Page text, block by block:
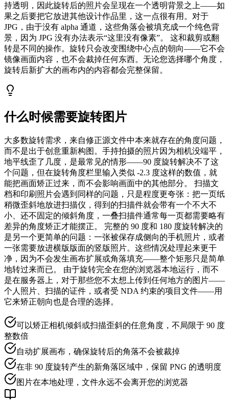
持透明，因此旋转后的照片会呈现在一个透明背景之上——如
果之后要把它放进其他设计作品里，这一点很有用。对于
JPG，由于没有 alpha 通道，这些角落会被填充成一个纯色背
景，因为 JPG 没有办法表示“这里没有像素”。 这和裁剪或翻
转是不同的操作。旋转只会改变围绕中心点的朝向——它不会
镜像画面内容，也不会裁掉任何东西。无论您选择哪个角度，
旋转后新扩大的画布内的内容都会完整保留。
什么时候需要旋转图片
大多数旋转需求，来自修正源文件中本来就存在的角度问题，
而不是出于创意重新构图。手持拍摄的照片因为相机没端平，
地平线歪了几度，是最常见的情形——90 度旋转解决不了这
个问题，但在旋转角度栏里输入类似 -2.3 度这样的数值，就
能把画面矫正过来，而不会影响画面中的其他部分。 扫描文
档和印刷照片会遇到同样的问题，只是程度更夸张：把一页纸
稍微歪斜地放进扫描仪，得到的扫描件就会带有一个不大不
小、还不固定的倾斜角度，一叠扫描件通常每一页都需要略有
差异的角度矫正才能摆正。 完整的 90 度和 180 度旋转解决的
是另一个更简单的问题：一张被保存成侧向的手机照片，或者
一张需要放进横版版面的竖版照片。这些情况处理起来更干
净，因为不会发生画布扩展或角落填充——整个矩形只是简单
地转过来而已。 由于旋转完全在您的浏览器本地运行，而不
是在服务器上，对于那些您不太想上传到任何地方的图片——
个人照片、扫描的证件，或者受 NDA 约束的项目文件——用
它来矫正朝向也是合理的选择。
可以矫正相机倾斜或扫描歪斜的任意角度，不局限于 90 度
整数倍
自动扩展画布，确保旋转后的角落不会被裁掉
在非 90 度旋转产生的新角落区域中，保留 PNG 的透明度
图片在本地处理，文件永远不会离开您的浏览器